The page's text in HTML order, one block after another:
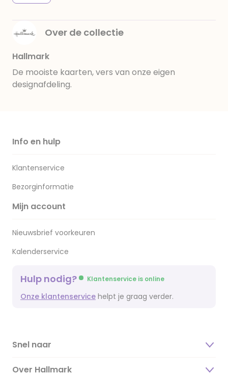
Over de collectie
Hallmark
De mooiste kaarten, vers van onze eigen
designafdeling.
Info en hulp
Klantenservice
Bezorginformatie
Mijn account
Nieuwsbrief voorkeuren
Kalenderservice
Hulp nodig? Klantenservice is online
Onze klantenservice helpt je graag verder.
Snel naar
Over Hallmark